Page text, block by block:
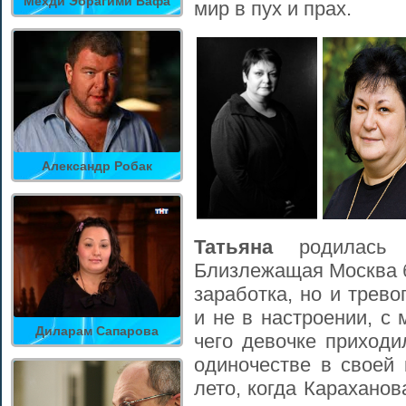
Александр Робак
Диларам Сапарова
мир в пух и прах.
Татьянародилась
Близлежащая Москва
заработка, но и
и не в настроении, с
чего девочке
одиночестве в
лето, когда